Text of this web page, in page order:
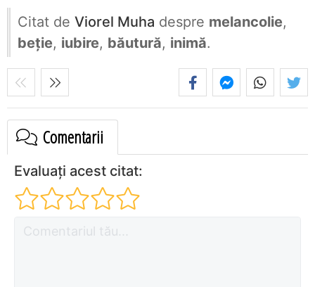
Citat de Viorel Muha despre melancolie,
beție, iubire, băutură, inimă.
Comentarii
Evaluați acest citat: